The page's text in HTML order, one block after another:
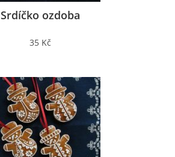
Srdíčko ozdoba
35 Kč